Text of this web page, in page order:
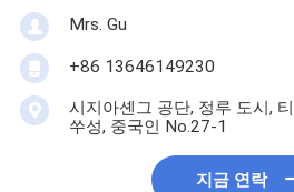
Mrs. Gu
+86 13646149230
시지아셴그 공단, 정루 도시,
쑤성, 중국인 No.27-1
지금 연락